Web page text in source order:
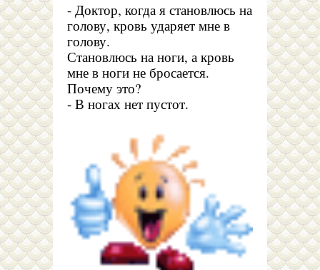
- Доктор, когда я становлюсь на
голову, кровь ударяет мне в
голову.
Становлюсь на ноги, а кровь
мне в ноги не бросается.
Почему это?
- В ногах нет пустот.